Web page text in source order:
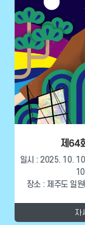
제64
일시 : 2025. 10.
장소 : 제주도 일
자